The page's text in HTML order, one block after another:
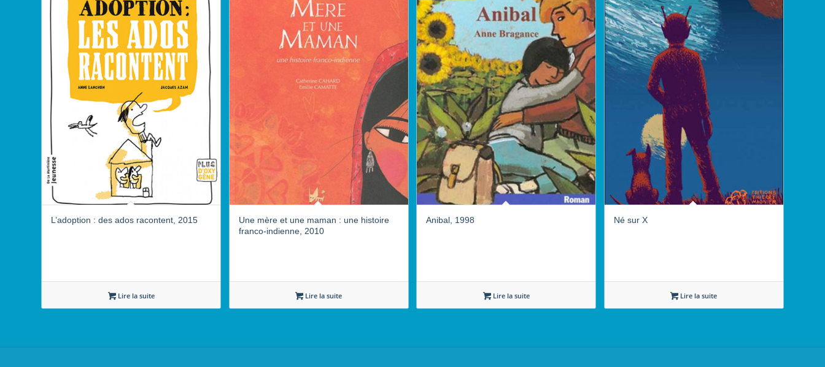
L’adoption : des ados racontent, 2015
Lire la suite
Une mère et une maman : une histoire
franco-indienne, 2010
Lire la suite
Anibal, 1998
Lire la suite
Né sur X
Lire la suite